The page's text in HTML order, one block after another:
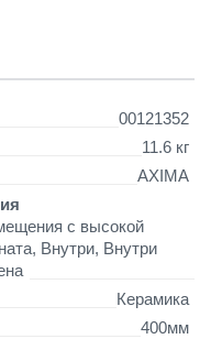
00121352
11.6 кг
AXIMA
с высокой
Внутри, Внутри
Керамика
400мм